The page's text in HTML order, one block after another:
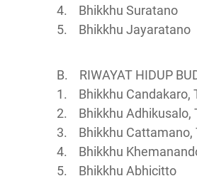
4. Bhikkhu Suratano
5. Bhikkhu Jayaratano
B. RIWAYAT HIDUP
1. Bhikkhu Candakaro,
2. Bhikkhu Adhikusalo,
3. Bhikkhu Cattamano,
4. Bhikkhu
5. Bhikkhu Abhicitto